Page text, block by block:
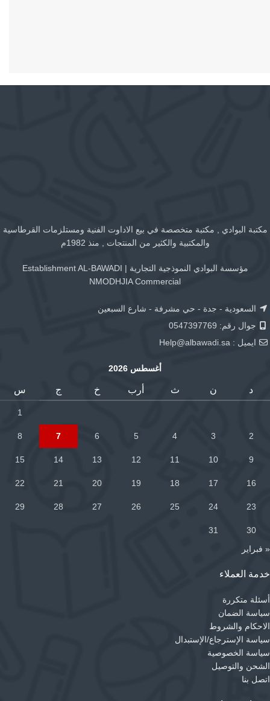
مكتبة البوادي , مكتبة متخصصة في بيع الاداوت الفنية ومستلزمات القرطاسية
والمكتبية والكثير من المنتجات , منذ 1982م
مؤسسة البوادي النموذجية التجارية | Establishment AL-BAWADI
NMODHJIA Commercial
السعودية - جدة - حي مشرفة - شارع السبعين
جوال رقم: 0547397769
ايميل : Help@albawadi.sa
أغسطس 2026
د ن ث أرب خ ج س
1
2
3
4
5
6
7
8
9
10
11
12
13
14
15
16
17
18
19
20
21
22
23
24
25
26
27
28
29
30
31
« فبراير
خدمة العملاء
أسئلة متكررة
سياسة الضمان
الاحكام والشروط
سياسة الإسترجاع/الإستبدال
سياسة الخصوصية
الشحن والتوصيل
اتصل بنا